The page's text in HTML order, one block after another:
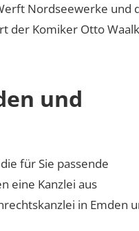
Nordseewerke und
der Komiker Otto
und
für Sie passende
eine Kanzlei aus
in Emden